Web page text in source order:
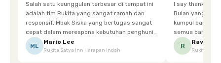
Salah satu keunggulan terbesar di tempat ini
adalah tim Rukita yang sangat ramah dan
responsif. Mbak Siska yang bertugas sangat
cepat dalam merespons kebutuhan penghuni.
Ketika saya meminta keset karena sempat
terpeleset, permintaan tersebut langsung
ML
Mario Lee
Rukita Satya Inn Harapan Indah
I say thankyou
Bulan yang super happy! banyak
kumpul bareng
semua bahagia
mgkn saran dari air aja & kebersihan lebih di
R
Ravena
Rukita